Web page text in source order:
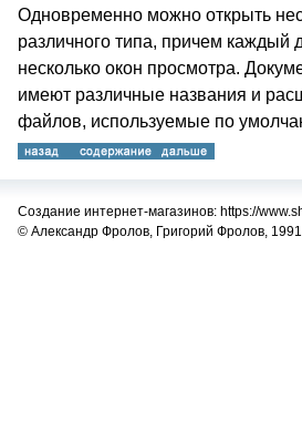
Одновременно можно открыть
различного типа, причем каждый
несколько окон просмотра.
имеют различные названия и
файлов, используемые по
Создание интернет-магазинов: https://
© Александр Фролов, Григорий Фролов,